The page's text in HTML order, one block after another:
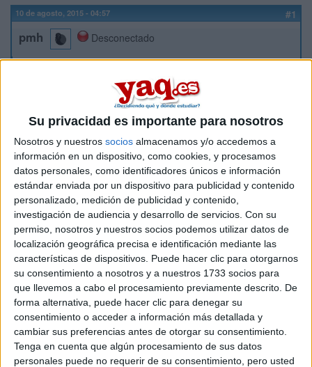
Su privacidad es importante para nosotros
Nosotros y nuestros socios almacenamos y/o accedemos a
información en un dispositivo, como cookies, y procesamos
datos personales, como identificadores únicos e información
estándar enviada por un dispositivo para publicidad y contenido
personalizado, medición de publicidad y contenido,
investigación de audiencia y desarrollo de servicios. Con su
permiso, nosotros y nuestros socios podemos utilizar datos de
localización geográfica precisa e identificación mediante las
características de dispositivos. Puede hacer clic para otorgarnos
su consentimiento a nosotros y a nuestros 1733 socios para
que llevemos a cabo el procesamiento previamente descrito. De
forma alternativa, puede hacer clic para denegar su
consentimiento o acceder a información más detallada y
cambiar sus preferencias antes de otorgar su consentimiento.
Tenga en cuenta que algún procesamiento de sus datos
personales puede no requerir de su consentimiento, pero usted
10 de agosto, 2015 - 04:57 #1
pmh
Desconectado
Hola! Recientemente acabe Bachillerato y me matricule en el
Grado de Química. ¿Alguien podria decirme si es mucha
locura meterme en esta carrera sin haber cursado
Matematicas y Física en 2º de Bachillerato? ¿Es tan díficil
como se menciona en otros foros? Toda info que me conteis
acerca de la carrera me sera de gran ayuda.
Gracias!
Etiquetas: La universidad - un mundo Química